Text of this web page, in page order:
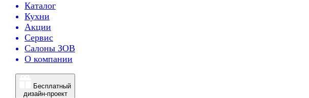
Каталог
Кухни
Акции
Сервис
Салоны ЗОВ
О компании
Бесплатный
дизайн-проект